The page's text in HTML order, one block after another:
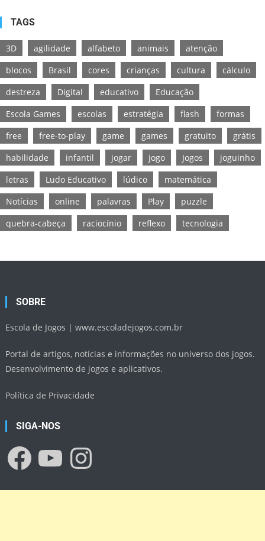
TAGS
3D agilidade alfabeto animais
atenção
blocos
Brasil cores crianças cultura
cálculo
destreza
Digital educativo
Educação
Escola Games
escolas estratégia flash
formas
free
free-to-play game games gratuito
grátis
habilidade
infantil jogar jogo Jogos
joguinho
letras
Ludo Educativo lúdico
matemática
Notícias
online palavras Play
puzzle
quebra-cabeça
raciocínio reflexo tecnologia
SOBRE
Escola de Jogos |www.escoladejogos.com.br
Portal de artigos, notícias e informações no universo dos jogos.
Desenvolvimento de jogos e aplicativos.
Política de Privacidade
SIGA-NOS